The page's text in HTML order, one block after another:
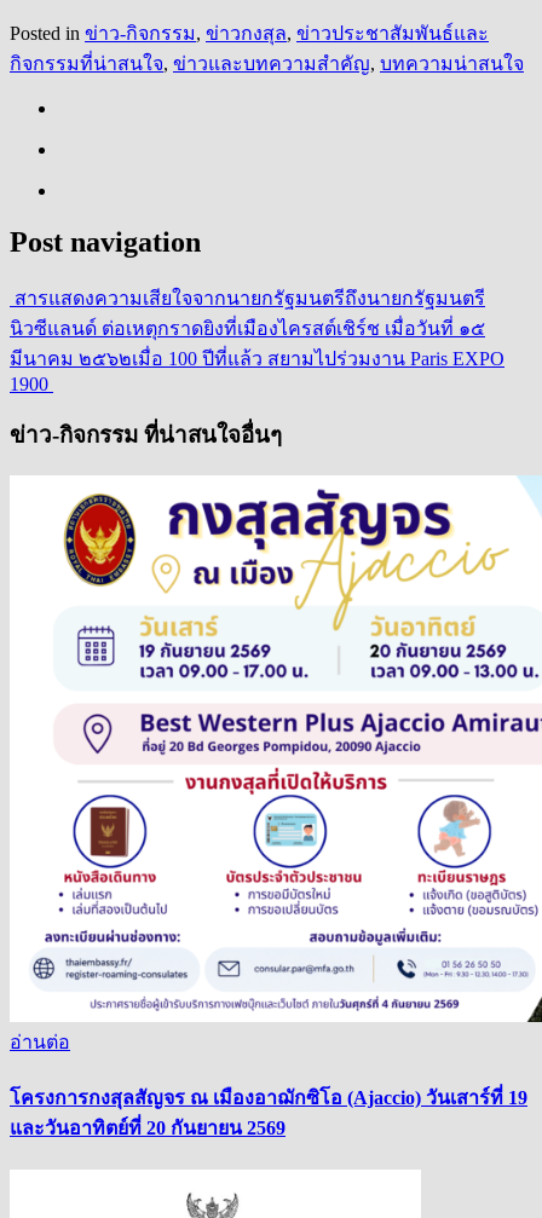
Posted in ข่าว-กิจกรรม, ข่าวกงสุล, ข่าวประชาสัมพันธ์และ
กิจกรรมที่น่าสนใจ, ข่าวและบทความสำคัญ, บทความน่าสนใจ
Post navigation
สารแสดงความเสียใจจากนายกรัฐมนตรีถึงนายกรัฐมนตรี
นิวซีแลนด์ ต่อเหตุกราดยิงที่เมืองไครสต์เชิร์ช เมื่อวันที่ ๑๕
มีนาคม ๒๕๖๒เมื่อ 100 ปีที่แล้ว สยามไปร่วมงาน Paris EXPO
1900
ข่าว-กิจกรรม ที่น่าสนใจอื่นๆ
อ่านต่อ
โครงการกงสุลสัญจร ณ เมืองอาฌักซิโอ (Ajaccio) วันเสาร์ที่ 19
และวันอาทิตย์ที่ 20 กันยายน 2569